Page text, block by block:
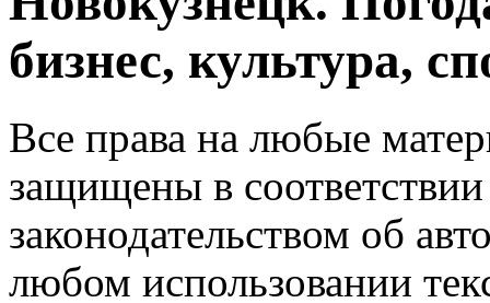
бизнес, культура,
Все права на любые
защищены в
законодательством об
любом использовании